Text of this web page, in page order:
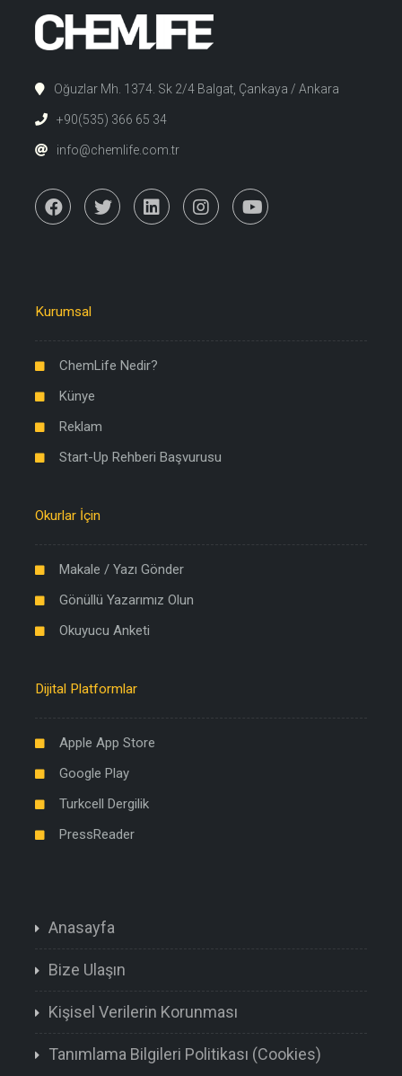
Oğuzlar Mh. 1374. Sk 2/4 Balgat, Çankaya / Ankara
+90(535) 366 65 34
info@chemlife.com.tr
Kurumsal
ChemLife Nedir?
Künye
Reklam
Start-Up Rehberi Başvurusu
Okurlar İçin
Makale / Yazı Gönder
Gönüllü Yazarımız Olun
Okuyucu Anketi
Dijital Platformlar
Apple App Store
Google Play
Turkcell Dergilik
PressReader
Anasayfa
Bize Ulaşın
Kişisel Verilerin Korunması
Tanımlama Bilgileri Politikası (Cookies)